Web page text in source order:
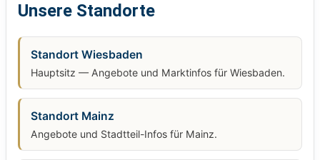
Unsere Standorte
Standort Wiesbaden
Hauptsitz — Angebote und Marktinfos für Wiesbaden.
Standort Mainz
Angebote und Stadtteil-Infos für Mainz.